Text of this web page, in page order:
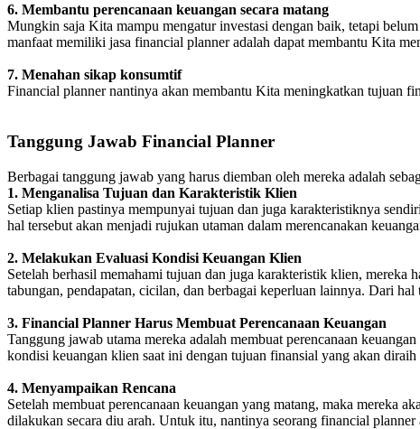
6. Membantu perencanaan keuangan secara matang
Mungkin saja Kita mampu mengatur investasi dengan baik, tetapi
manfaat memiliki jasa financial planner adalah dapat membantu Kita
7. Menahan sikap konsumtif
Financial planner nantinya akan membantu Kita meningkatkan tujuan
Tanggung Jawab Financial Planner
Berbagai tanggung jawab yang harus diemban oleh mereka adalah
1. Menganalisa Tujuan dan Karakteristik Klien
Setiap klien pastinya mempunyai tujuan dan juga karakteristiknya
hal tersebut akan menjadi rujukan utaman dalam merencanakan
2. Melakukan Evaluasi Kondisi Keuangan Klien
Setelah berhasil memahami tujuan dan juga karakteristik klien, mereka
tabungan, pendapatan, cicilan, dan berbagai keperluan lainnya. Dari
3. Financial Planner Harus Membuat Perencanaan Keuangan
Tanggung jawab utama mereka adalah membuat perencanaan
kondisi keuangan klien saat ini dengan tujuan finansial yang akan diraih
4. Menyampaikan Rencana
Setelah membuat perencanaan keuangan yang matang, maka mereka
dilakukan secara diu arah. Untuk itu, nantinya seorang financial